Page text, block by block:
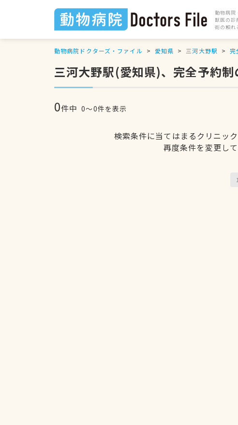
動物病院
獣医の診
街の頼
動物病院ドクターズ・ファイル 愛知県 三河大野駅 完
三河大野駅(愛知県)、完全予約
0件中 0〜0件を表示
検索条件に当てはまるクリニッ
再度条件を変更し